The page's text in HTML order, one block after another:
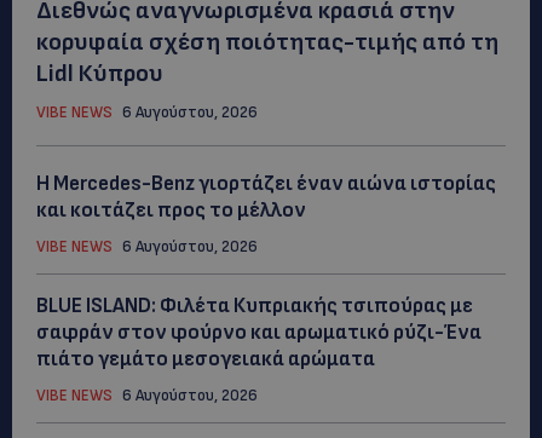
Διεθνώς αναγνωρισμένα κρασιά στην
κορυφαία σχέση ποιότητας-τιμής από τη
Lidl Κύπρου
VIBE NEWS 6 Αυγούστου, 2026
Η Mercedes-Benz γιορτάζει έναν αιώνα ιστορίας
και κοιτάζει προς το μέλλον
VIBE NEWS 6 Αυγούστου, 2026
BLUE ISLAND: Φιλέτα Κυπριακής τσιπούρας με
σαφράν στον φούρνο και αρωματικό ρύζι-Ένα
πιάτο γεμάτο μεσογειακά αρώματα
VIBE NEWS 6 Αυγούστου, 2026